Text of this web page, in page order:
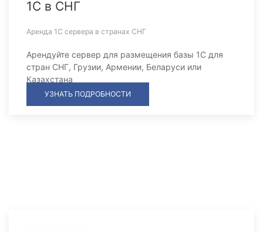
1С в СНГ
Аренда 1С сервера в странах СНГ
Арендуйте сервер для размещения базы 1С для
стран СНГ, Грузии, Армении, Беларуси или
Казахстана
УЗНАТЬ ПОДРОБНОСТИ